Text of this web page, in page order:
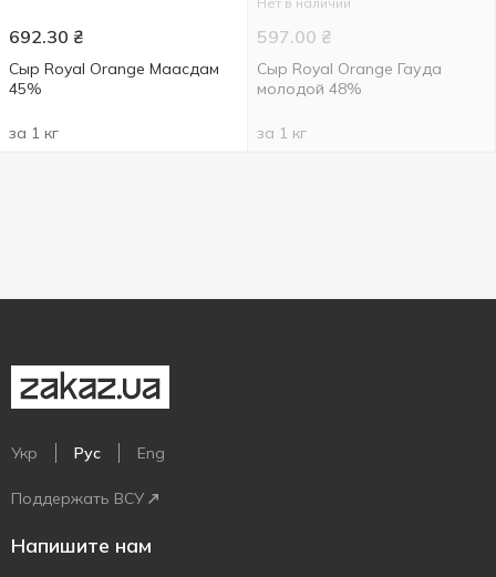
692.30 ₴
Сыр Royal Orange Маасдам
45%
за 1 кг
597.00 ₴
Сыр Royal Orange Гауда
молодой 48%
за 1 кг
Укр Рус Eng
Поддержать ВСУ
Напишите нам